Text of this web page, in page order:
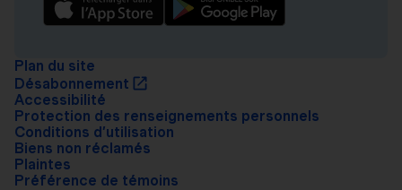
Plan du site
Désabonnement
Accessibilité
Protection des renseignements personnels
Conditions d’utilisation
Biens non réclamés
Plaintes
Préférence de témoins